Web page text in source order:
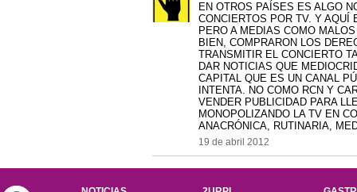
EN OTROS PAÍSES ES ALGO
CONCIERTOS POR TV. Y AQUÍ
PERO A MEDIAS COMO
BIEN, COMPRARON LOS
TRANSMITIR EL CONCIERTO
DAR NOTICIAS QUE
CAPITAL QUE ES UN CANAL
INTENTA. NO COMO RCN Y
VENDER PUBLICIDAD PARA
MONOPOLIZANDO LA TV EN
ANACRÓNICA, RUTINARIA,
19 de abril 2012